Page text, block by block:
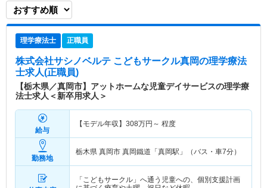
理学療法士 正職員
株式会社サシノベルテ こどもサークル真岡の理学療法
士求人(正職員)
【栃木県／真岡市】アットホームな児童デイサービスの理学療
法士求人＜新卒用求人＞
給与
【モデル年収】 308万円～ 程度
勤務地
栃木県 真岡市 真岡鐵道「真岡駅」（バス・車7分）
「こどもサークル」へ通う児童への、個別支援計画